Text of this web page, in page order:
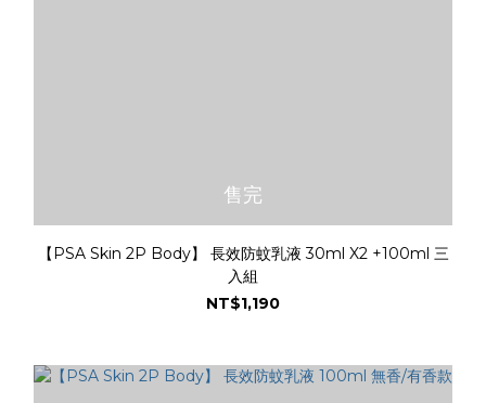
售完
【PSA Skin 2P Body】 長效防蚊乳液 30ml X2 +100ml 三
入組
NT$1,190